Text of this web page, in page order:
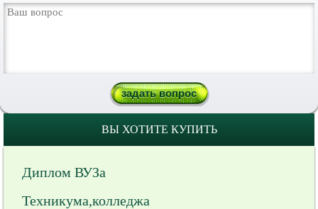
ВЫ ХОТИТЕ КУПИТЬ
Диплом ВУЗа
Техникума,колледжа